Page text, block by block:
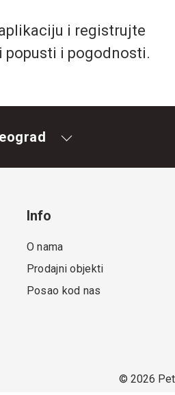
i registrujte
popusti i pogodnosti.
Info
O nama
Prodajni objekti
Posao kod nas
©